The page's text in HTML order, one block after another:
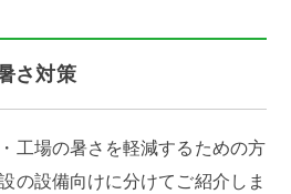
さ対策
工場の暑さを軽減するための方
の設備向けに分けてご紹介しま